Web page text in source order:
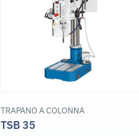
TRAPANO A COLONNA
TSB 35